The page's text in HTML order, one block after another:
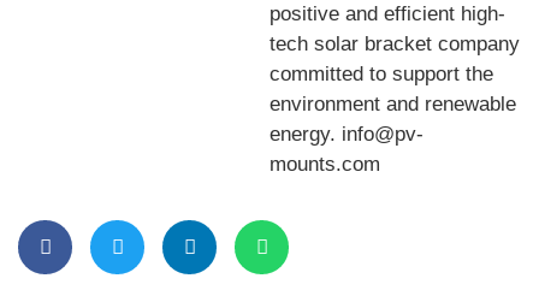
positive and efficient high-
tech solar bracket company
committed to support the
environment and renewable
energy. info@pv-
mounts.com